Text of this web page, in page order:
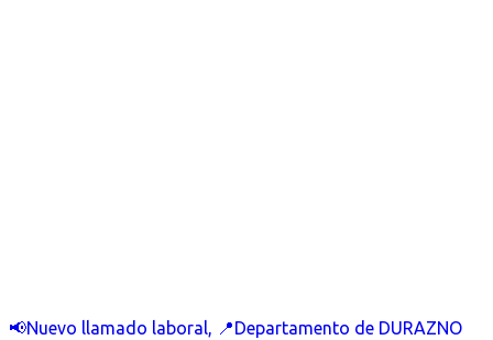
📢Nuevo llamado laboral, 📍Departamento de DURAZNO